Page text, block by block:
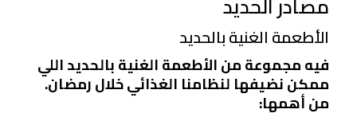
الأطعمة الغنية بالحديد
فيه مجموعة من الأطعمة الغنية بالحديد اللي
ممكن نضيفها لنظامنا الغذائي خلال رمضان.
من أهمها: